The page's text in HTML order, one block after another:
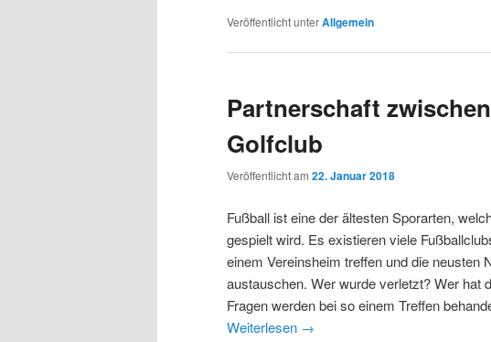
Veröffentlicht unterAllgemein
Partnerschaft
Golfclub
Veröffentlicht am 22. Januar 2018
Fußball ist eine der ältesten Sporarten,
gespielt wird. Es existieren viele
einem Vereinsheim treffen und die neusten
austauschen. Wer wurde verletzt? Wer hat
Fragen werden bei so einem Treffen
Weiterlesen →